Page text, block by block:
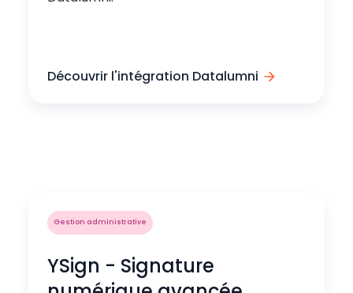
Découvrir l'intégration Datalumni
Gestion administrative
YSign - Signature